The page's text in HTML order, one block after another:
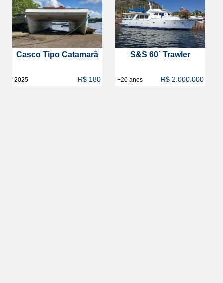
Casco Tipo Catamarã
2025 R$ 180
S&S 60´ Trawler
+20 anos R$ 2.000.000